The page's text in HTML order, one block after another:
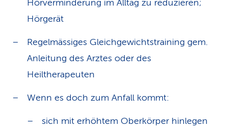
Hörverminderung im Alltag zu reduzieren;
Hörgerät
Regelmässiges Gleichgewichtstraining gem.
Anleitung des Arztes oder des
Heiltherapeuten
Wenn es doch zum Anfall kommt:
sich mit erhöhtem Oberkörper hinlegen